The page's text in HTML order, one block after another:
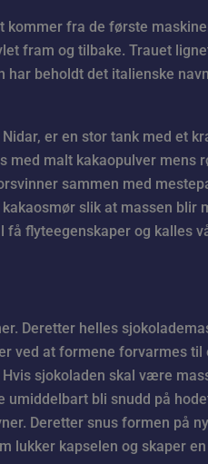
kommer fra de første
fram og tilbake. Trauet
har beholdt det italienske
er en stor tank med et
med malt kakaopulver
sammen med
slik at massen blir
flyteegenskaper og kalles
Deretter helles
ved at formene forvarmes
sjokoladen skal være
bli snudd på
Deretter snus formen på
lukker kapselen og skaper